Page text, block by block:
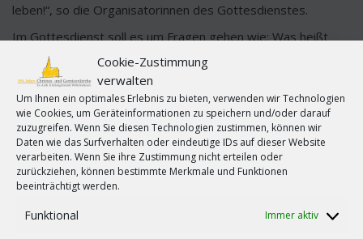
Cookie-Zustimmung
verwalten
Um Ihnen ein optimales Erlebnis zu bieten, verwenden wir Technologien
wie Cookies, um Geräteinformationen zu speichern und/oder darauf
zuzugreifen. Wenn Sie diesen Technologien zustimmen, können wir
Daten wie das Surfverhalten oder eindeutige IDs auf dieser Website
verarbeiten. Wenn Sie ihre Zustimmung nicht erteilen oder
zurückziehen, können bestimmte Merkmale und Funktionen
beeinträchtigt werden.
Funktional Immer aktiv
leben!“, so die Organisatorinnen des Gottesdienstes.
Im Gottesdienst soll es um Fragen gehen wie: Was heißt
das Thema „Auf.Recht“ für Frauen heute? Wie gehen Recht,
Gerechtigkeit und aufrechter Gang bei den Menschen heute
zusammen? Wo sind die Frauen und Männer, die – jenseits
aller Selbstgerechtigkeit – ungerechten Verhältnissen
entgegentreten? Nicht selbstgerecht, aber aufrichtig und
aufrichtend – feststehend im Gottvertrauen, im Glauben an
die schöpferische Befreiung aller Menschen, so die
Einladenden.
Zum 500. Reformationsjubiläum steht das 3. Kapitel aus